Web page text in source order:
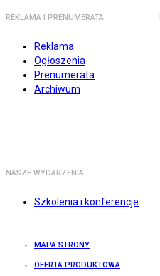
REKLAMA I PRENUMERATA
Reklama
Ogłoszenia
Prenumerata
Archiwum
NASZE WYDARZENIA
Szkolenia i konferencje
MAPA STRONY
OFERTA PRODUKTOWA